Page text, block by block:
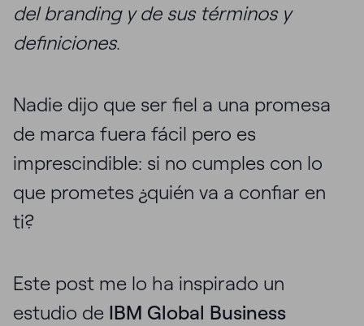
del branding y de sus términos y
definiciones.
Nadie dijo que ser fiel a una promesa
de marca fuera fácil pero es
imprescindible: si no cumples con lo
que prometes ¿quién va a confiar en
ti?
Este post me lo ha inspirado un
estudio de IBM Global Business